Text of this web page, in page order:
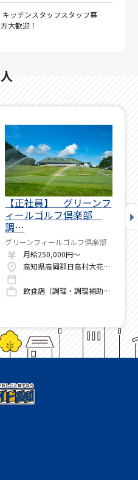
ッチンスタッフスタッフ募
歓迎！
【正社員】 グリーンフ
ィールゴルフ倶楽部
調…
グリーンフィールゴルフ倶楽部
月給250,000円～
高知県高岡郡日高村大花1000番地
飲食店（調理・調理補助・洗い場）
「
イ